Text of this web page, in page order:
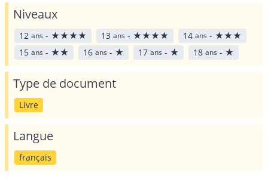
Niveaux
12 ans - ★★★★ 13 ans - ★★★★ 14 ans - ★★★
15 ans - ★★ 16 ans - ★ 17 ans - ★ 18 ans - ★
Type de document
Livre
Langue
français